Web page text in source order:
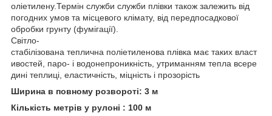
оліетилену.Термін служби служби плівки також залежить від
погодних умов та місцевого клімату, від передпосадкової
обробки грунту (фумігації).
Світло-
стабілізована теплична поліетиленова плівка має таких власт
ивостей, паро- і водонепроникність, утриманням тепла всере
дині теплиці, еластичність, міцність і прозорість
Ширина в повному розвороті: 3 м
Кількість метрів у рулоні : 100 м